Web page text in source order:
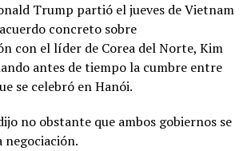
Trump partió el jueves de Vietnam
concreto sobre
con el líder de Corea del Norte, Kim
antes de tiempo la cumbre entre
se celebró en Hanói.
no obstante que ambos gobiernos se
negociación.